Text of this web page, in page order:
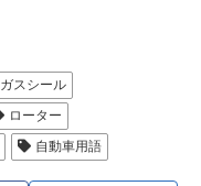
ガスシール
ローター
自動車用語